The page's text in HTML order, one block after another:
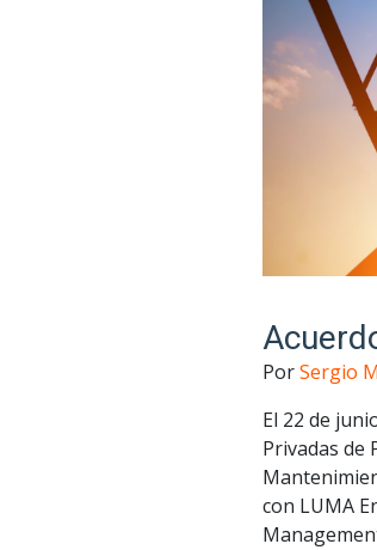
PorSergio
El 22 de
Privadas de
con LUMA